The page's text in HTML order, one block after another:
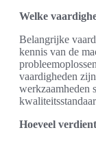
Welke
Belangrijke
kennis van de
vaardigheden
werkzaamheden
Hoeveel